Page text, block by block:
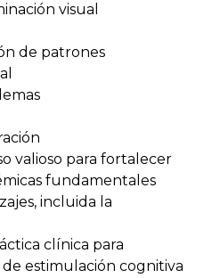
visual
de patrones
valioso para fortalecer
fundamentales
incluida la
clínica para
estimulación cognitiva